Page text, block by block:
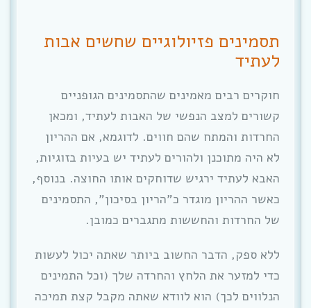
תסמינים פזיולוגיים שחשים אבות
לעתיד
חוקרים רבים מאמינים שהתסמינים הגופניים
קשורים למצב הנפשי של האבות לעתיד, ומכאן
החרדות והמתח שהם חווים. לדוגמא, אם ההריון
לא היה מתוכנן ולהורים לעתיד יש בעיות בזוגיות,
האבא לעתיד ירגיש שדוחקים אותו החוצה. בנוסף,
כאשר ההריון מוגדר כ”הריון בסיכון”, התסמינים
של החרדות והחששות מתגברים כמובן.
ללא ספק, הדבר החשוב ביותר שאתה יכול לעשות
כדי למזער את הלחץ והחרדה שלך (וכל התמינים
הנלווים לכך) הוא לוודא שאתה מקבל קצת תמיכה